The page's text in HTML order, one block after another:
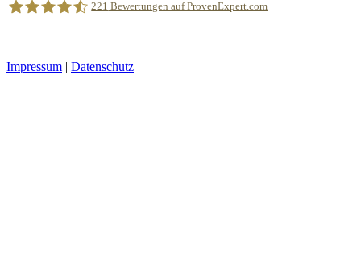
221 Bewertungen auf ProvenExpert.com
Impressum | Datenschutz